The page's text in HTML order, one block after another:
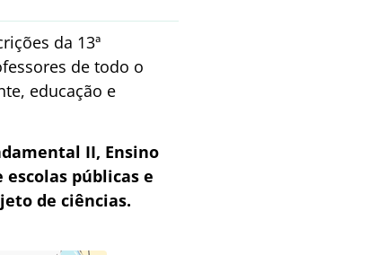
da 13ª
de todo o
educação e
II, Ensino
escolas públicas e
de ciências.